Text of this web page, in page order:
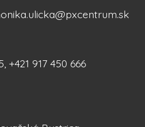
+421 917 450 666